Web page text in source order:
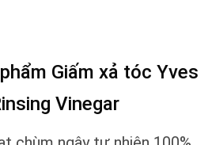
Giấm xả tóc Yves
Vinegar